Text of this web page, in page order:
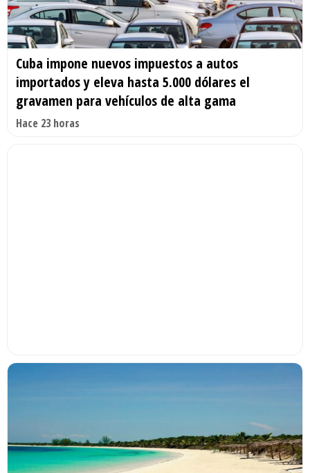
Cuba impone nuevos impuestos a autos
importados y eleva hasta 5.000 dólares el
gravamen para vehículos de alta gama
Hace 23 horas